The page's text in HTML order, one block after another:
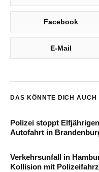
Facebook
E-Mail
DAS KÖNNTE DICH AUCH
Polizei stoppt
Autofahrt in
Verkehrsunfall in
Kollision mit